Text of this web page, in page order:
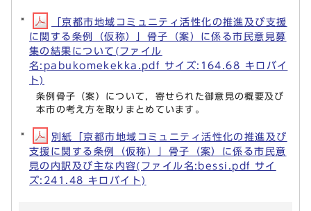
「京都市地域コミュニティ活性化の推進及び支援
に関する条例（仮称）」骨子（案）に係る市民意見募
集の結果について(ファイル
名:pabukomekekka.pdf サイズ:164.68 キロバイ
ト)
条例骨子（案）について，寄せられた御意見の概要及び
本市の考え方を取りまとめています。
別紙「京都市地域コミュニティ活性化の推進及び
支援に関する条例（仮称）」骨子（案）に係る市民意
見の内訳及び主な内容(ファイル名:bessi.pdf サイ
ズ:241.48 キロバイト)